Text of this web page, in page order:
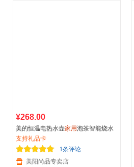
¥268.00
美的恒温电热水壶家用泡茶智能烧水
壶保温一体全自动不锈钢烧水壶
支持礼品卡
1条评论
美阳尚品专卖店